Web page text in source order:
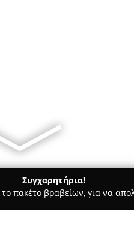
Συγχαρητήρια!
πακέτο βραβείων, για να